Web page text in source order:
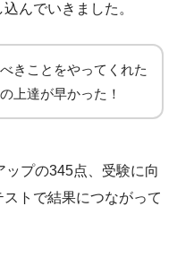
んでいきました。
きことをやってくれた
上達が早かった！
プの345点、受験に向
トで結果につながって